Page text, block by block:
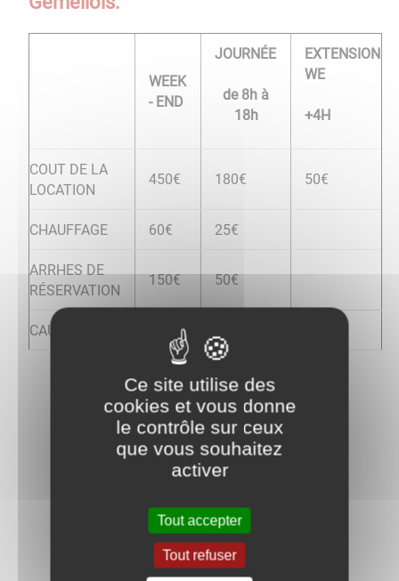
WEEK
- END
JOURNÉE
de 8h à
18h
EXTENSION
WE
+4H
COUT DE LA
LOCATION
450€ 180€ 50€
CHAUFFAGE 60€ 25€
ARRHES DE
RÉSERVATION
150€ 50€
CAUTION 460€
Ce site utilise des
cookies et vous donne
le contrôle sur ceux
que vous souhaitez
activer
Tout accepter
Tout refuser